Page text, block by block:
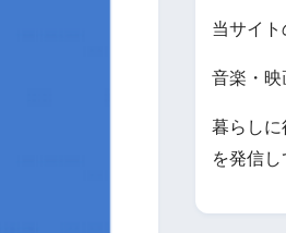
当サイト
音楽・映
暮らしに
を発信し